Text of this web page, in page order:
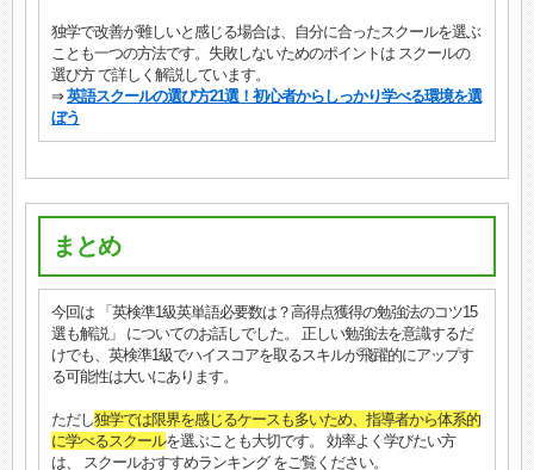
独学で改善が難しいと感じる場合は、自分に合ったスクールを選ぶ
ことも一つの方法です。失敗しないためのポイントは スクールの
選び方 で詳しく解説しています。
⇒英語スクールの選び方21選！初心者からしっかり学べる環境を選
ぼう
まとめ
今回は 「英検準1級英単語必要数は？高得点獲得の勉強法のコツ15
選も解説」 についてのお話しでした。 正しい勉強法を意識するだ
けでも、英検準1級でハイスコアを取るスキルが飛躍的にアップす
る可能性は大いにあります。
ただし独学では限界を感じるケースも多いため、指導者から体系的
に学べるスクールを選ぶことも大切です。 効率よく学びたい方
は、 スクールおすすめランキング をご覧ください。